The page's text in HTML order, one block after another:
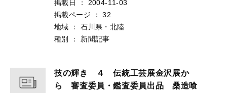
掲載日
：
2004-11-03
掲載ページ
：
32
地域
：
石川県・北陸
種別
： 新聞記事
技の輝き ４ 伝統工芸展金沢展か
ら 審査委員・鑑査委員出品 桑造喰